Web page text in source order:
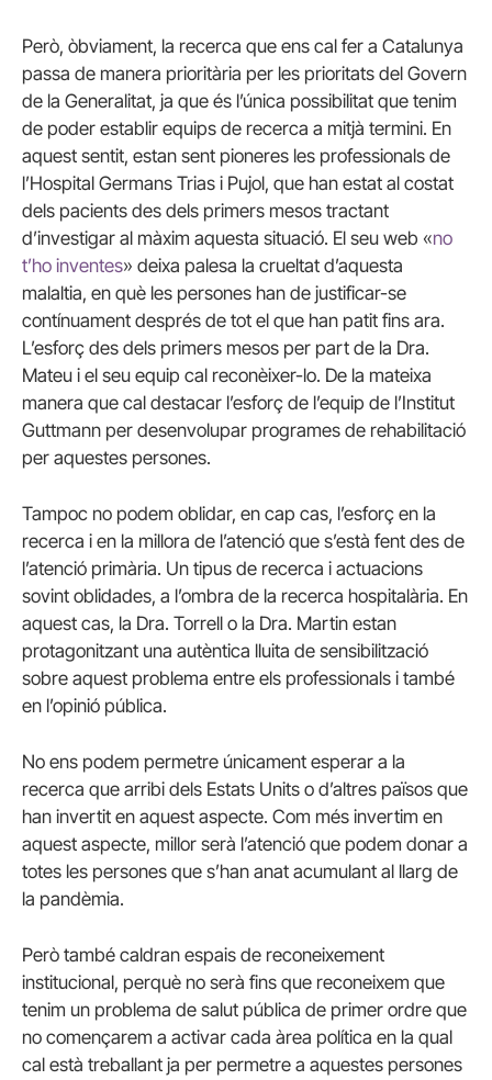
Però, òbviament, la recerca que ens cal fer a Catalunya
passa de manera prioritària per les prioritats del Govern
de la Generalitat, ja que és l’única possibilitat que tenim
de poder establir equips de recerca a mitjà termini. En
aquest sentit, estan sent pioneres les professionals de
l’Hospital Germans Trias i Pujol, que han estat al costat
dels pacients des dels primers mesos tractant
d’investigar al màxim aquesta situació. El seu web «no
t’ho inventes» deixa palesa la crueltat d’aquesta
malaltia, en què les persones han de justificar-se
contínuament després de tot el que han patit fins ara.
L’esforç des dels primers mesos per part de la Dra.
Mateu i el seu equip cal reconèixer-lo. De la mateixa
manera que cal destacar l’esforç de l’equip de l’Institut
Guttmann per desenvolupar programes de rehabilitació
per aquestes persones.
Tampoc no podem oblidar, en cap cas, l’esforç en la
recerca i en la millora de l’atenció que s’està fent des de
l’atenció primària. Un tipus de recerca i actuacions
sovint oblidades, a l’ombra de la recerca hospitalària. En
aquest cas, la Dra. Torrell o la Dra. Martin estan
protagonitzant una autèntica lluita de sensibilització
sobre aquest problema entre els professionals i també
en l’opinió pública.
No ens podem permetre únicament esperar a la
recerca que arribi dels Estats Units o d’altres països que
han invertit en aquest aspecte. Com més invertim en
aquest aspecte, millor serà l’atenció que podem donar a
totes les persones que s’han anat acumulant al llarg de
la pandèmia.
Però també caldran espais de reconeixement
institucional, perquè no serà fins que reconeixem que
tenim un problema de salut pública de primer ordre que
no començarem a activar cada àrea política en la qual
cal està treballant ja per permetre a aquestes persones